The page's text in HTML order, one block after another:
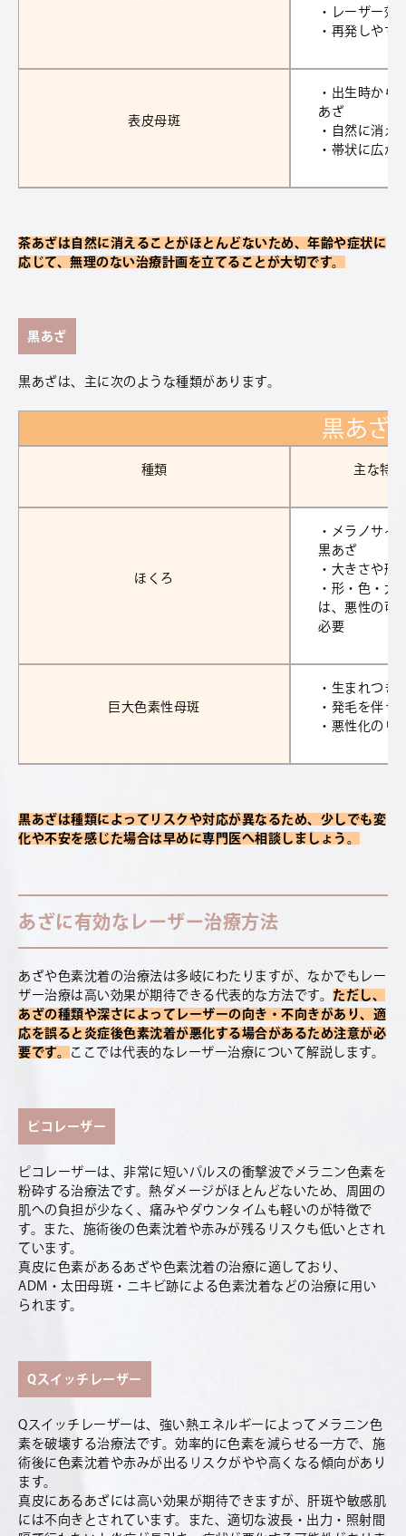
・レーザー効
・再発しやす
表皮母斑
・出生時から
あざ
・自然に消え
・帯状に広が
茶あざは自然に消えることがほとんどないため、年齢や症状に
応じて、無理のない治療計画を立てることが大切です。
黒あざ
黒あざは、主に次のような種類があります。
黒あざ
種類 主な特
ほくろ
・メラノサイ
黒あざ
・大きさや形
・形・色・大
は、悪性の可
必要
巨大色素性母斑
・生まれつき
・発毛を伴う
・悪性化のリ
黒あざは種類によってリスクや対応が異なるため、少しでも変
化や不安を感じた場合は早めに専門医へ相談しましょう。
あざに有効なレーザー治療方法
あざや色素沈着の治療法は多岐にわたりますが、なかでもレー
ザー治療は高い効果が期待できる代表的な方法です。 ただし、
あざの種類や深さによってレーザーの向き・不向きがあり、適
応を誤ると炎症後色素沈着が悪化する場合があるため注意が必
要です。
ここでは代表的なレーザー治療について解説します。
ピコレーザー
ピコレーザーは、非常に短いパルスの衝撃波でメラニン色素を
粉砕する治療法です。熱ダメージがほとんどないため、周囲の
肌への負担が少なく、痛みやダウンタイムも軽いのが特徴で
す。また、施術後の色素沈着や赤みが残るリスクも低いとされ
ています。
真皮に色素があるあざや色素沈着の治療に適しており、
ADM・太田母斑・ニキビ跡による色素沈着などの治療に用い
られます。
Qスイッチレーザー
Qスイッチレーザーは、強い熱エネルギーによってメラニン色
素を破壊する治療法です。効率的に色素を減らせる一方で、施
術後に色素沈着や赤みが出るリスクがやや高くなる傾向があり
ます。
真皮にあるあざには高い効果が期待できますが、肝斑や敏感肌
には不向きとされています。また、適切な波長・出力・照射間